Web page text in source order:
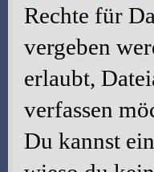
Rechte für
vergeben
erlaubt,
verfassen
Du kannst